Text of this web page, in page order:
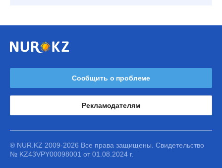
Сообщить о проблеме
Рекламодателям
® NUR.KZ 2009-2026 Все права защищены. Свидетельство
№ KZ43VPY00098001 от 01.08.2024 г.